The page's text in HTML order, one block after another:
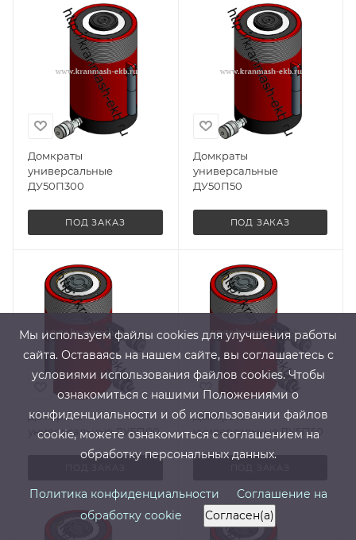
Домкраты
универсальные
ДУ50П300
ПОД ЗАКАЗ
Домкраты
универсальные
ДУ50П50
ПОД ЗАКАЗ
Домкраты
универсальные ДУ5Г100
Домкраты
универсальные ДУ5Г150
Мы используем файлы cооkies для улучшения работы
сайта. Оставаясь на нашем сайте, вы соглашаетесь с
условиями использования файлов cооkies. Чтобы
ознакомиться с нашими Положениями о
конфиденциальности и об использовании файлов
cookie, можете ознакомиться с соглашением на
обработку персональных данных.
Политика конфиденциальности
Соглашение на
обработку cookie
Согласен(а)